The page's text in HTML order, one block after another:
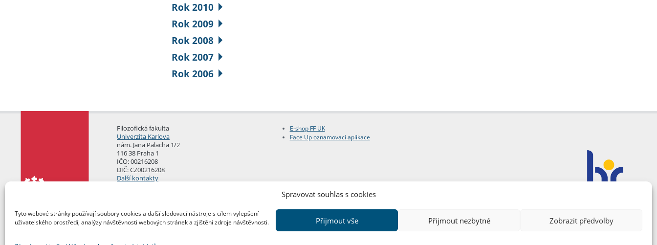
Spravovat souhlas s cookies
Tyto webové stránky používají soubory cookies a další sledovací nástroje s cílem vylepšení
uživatelského prostředí, analýzy návštěvnosti webových stránek a zjištění zdroje návštěvnosti.
Přijmout vše Přijmout nezbytné Zobrazit předvolby
Rok 2010
Rok 2009
Rok 2008
Rok 2007
Rok 2006
Filozofická fakulta
Univerzita Karlova
nám. Jana Palacha 1/2
116 38 Praha 1
IČO: 00216208
DIČ: CZ00216208
Další kontakty
E-shop FF UK
Face Up oznamovací aplikace